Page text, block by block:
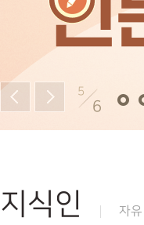
5
6
지식인 자유